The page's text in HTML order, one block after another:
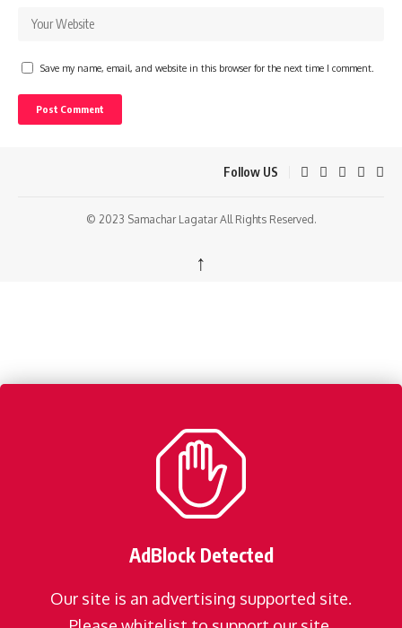
Save my name, email, and website in this browser for the next time I comment.
Follow US
© 2023 Samachar Lagatar All Rights Reserved.
↑
AdBlock Detected
Our site is an advertising supported site.